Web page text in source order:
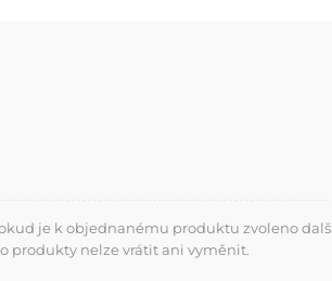
je k objednanému produktu zvoleno
produkty nelze vrátit ani vyměnit.